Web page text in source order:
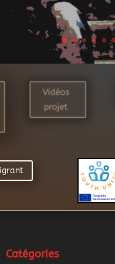
Vidéos
projet
Catégories